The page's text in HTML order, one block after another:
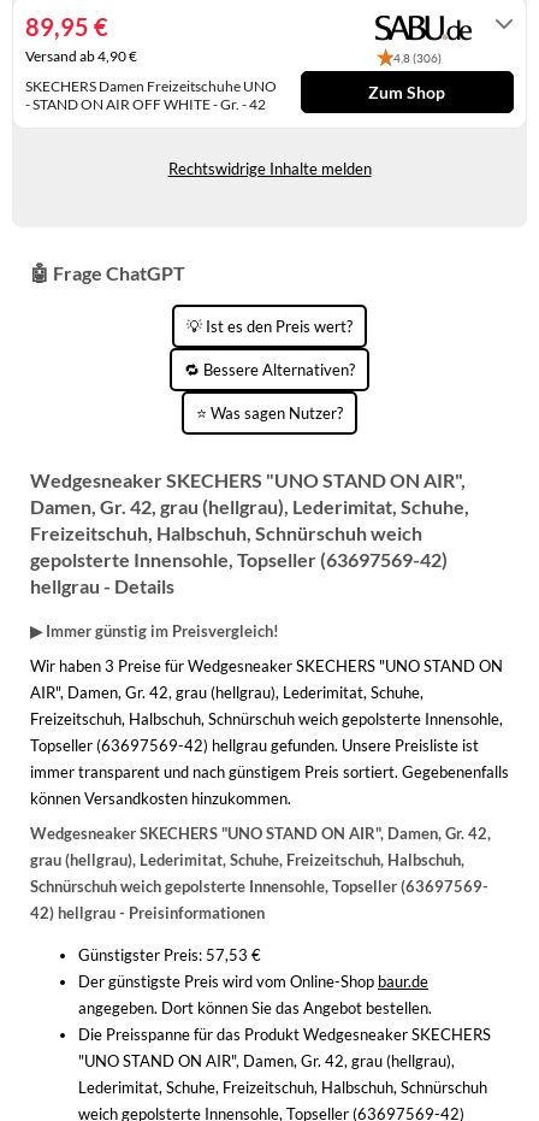
KINDERSCHUHE
LAUFSCHUHE
PANTOLETTEN
SCHUHZUBEHÖR
TREKKINGSANDALEN
WINTERSCHUHE
STRANDTASCHEN
TASCHEN-ZUBEHÖR
SKECHERS Damen Freizeitschuhe UNO
- STAND ON AIR OFF WHITE - Gr. - 42
4,8 (306)
89,95 €
Versand ab 4,90 €
Zum Shop
Rechtswidrige Inhalte melden
🤖 Frage ChatGPT
💡 Ist es den Preis wert?
🔁 Bessere Alternativen?
⭐ Was sagen Nutzer?
Wedgesneaker SKECHERS "UNO STAND ON AIR",
Damen, Gr. 42, grau (hellgrau), Lederimitat, Schuhe,
Freizeitschuh, Halbschuh, Schnürschuh weich
gepolsterte Innensohle, Topseller (63697569-42)
hellgrau - Details
▶ Immer günstig im Preisvergleich!
Wir haben 3 Preise für Wedgesneaker SKECHERS "UNO STAND ON
AIR", Damen, Gr. 42, grau (hellgrau), Lederimitat, Schuhe,
Freizeitschuh, Halbschuh, Schnürschuh weich gepolsterte Innensohle,
Topseller (63697569-42) hellgrau gefunden. Unsere Preisliste ist
immer transparent und nach günstigem Preis sortiert. Gegebenenfalls
können Versandkosten hinzukommen.
Wedgesneaker SKECHERS "UNO STAND ON AIR", Damen, Gr. 42,
grau (hellgrau), Lederimitat, Schuhe, Freizeitschuh, Halbschuh,
Schnürschuh weich gepolsterte Innensohle, Topseller (63697569-
42) hellgrau - Preisinformationen
Günstigster Preis: 57,53 €
Der günstigste Preis wird vom Online-Shop baur.de
angegeben. Dort können Sie das Angebot bestellen.
Die Preisspanne für das Produkt Wedgesneaker SKECHERS
"UNO STAND ON AIR", Damen, Gr. 42, grau (hellgrau),
Lederimitat, Schuhe, Freizeitschuh, Halbschuh, Schnürschuh
weich gepolsterte Innensohle, Topseller (63697569-42)